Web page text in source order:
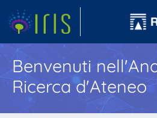
Benvenuti
Ricerca d'Ateneo